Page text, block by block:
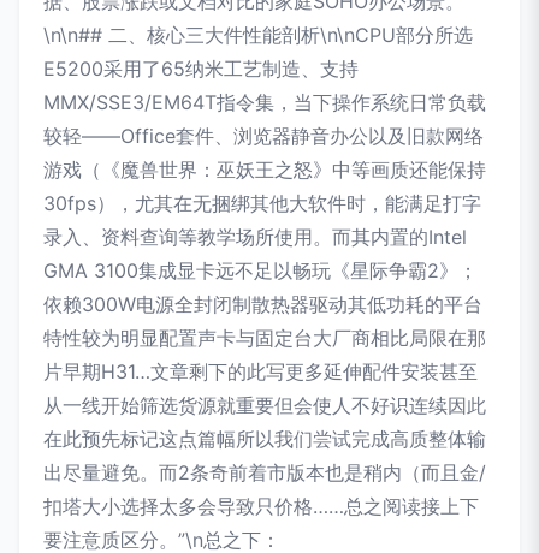
\n\n## 二、核心三大件性能剖析\n\nCPU部分所选
E5200采用了65纳米工艺制造、支持
MMX/SSE3/EM64T指令集，当下操作系统日常负载
较轻——Office套件、浏览器静音办公以及旧款网络
游戏（《魔兽世界：巫妖王之怒》中等画质还能保持
30fps），尤其在无捆绑其他大软件时，能满足打字
录入、资料查询等教学场所使用。而其内置的Intel
GMA 3100集成显卡远不足以畅玩《星际争霸2》；
依赖300W电源全封闭制散热器驱动其低功耗的平台
特性较为明显配置声卡与固定台大厂商相比局限在那
片早期H31…文章剩下的此写更多延伸配件安装甚至
从一线开始筛选货源就重要但会使人不好识连续因此
在此预先标记这点篇幅所以我们尝试完成高质整体输
出尽量避免。而2条奇前着市版本也是稍内（而且金/
扣塔大小选择太多会导致只价格……总之阅读接上下
要注意质区分。”\n总之下：